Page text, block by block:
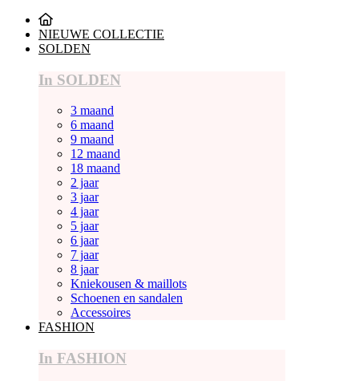
NIEUWE COLLECTIE
SOLDEN
In SOLDEN
3 maand
6 maand
9 maand
12 maand
18 maand
2 jaar
3 jaar
4 jaar
5 jaar
6 jaar
7 jaar
8 jaar
Kniekousen & maillots
Schoenen en sandalen
Accessoires
FASHION
In FASHION